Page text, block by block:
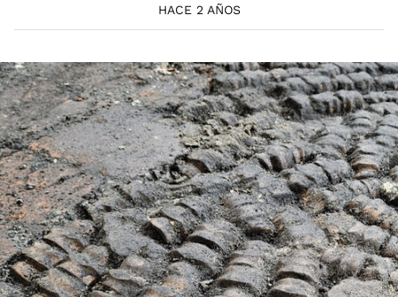
HACE 2 AÑOS